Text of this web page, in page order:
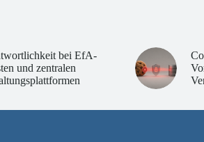
bei EfA-
und zentralen